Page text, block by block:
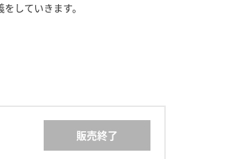
していきます。
販売終了